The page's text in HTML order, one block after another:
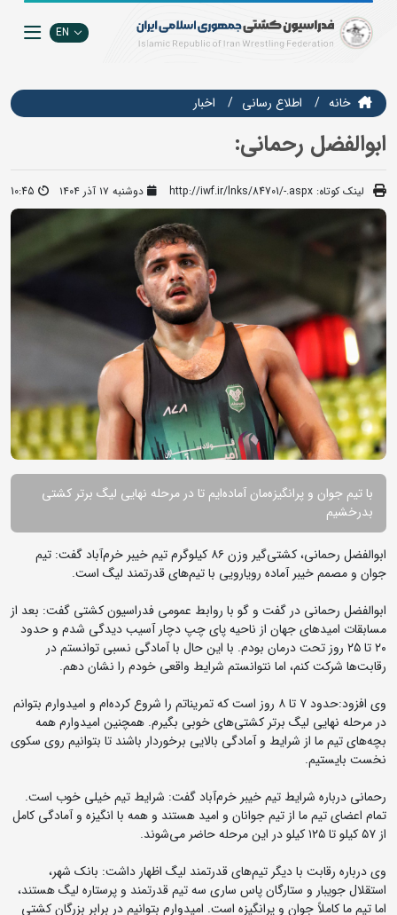
EN
خانه اطلاع رسانی اخبار
ابوالفضل رحمانی:
لینک کوتاه: http://iwf.ir/lnks/84701/-.aspx دوشنبه ۱۷ آذر ۱۴۰۴ 10:45
با تیم جوان و پرانگیزه‌مان آماده‌ایم تا در مرحله نهایی لیگ برتر کشتی
بدرخشیم
ابوالفضل رحمانی، کشتی‌گیر وزن ۸۶ کیلوگرم تیم خیبر خرم‌آباد گفت: تیم
جوان و مصمم خیبر آماده رویارویی با تیم‌های قدرتمند لیگ است.
ابوالفضل رحمانی در گفت و گو با روابط عمومی فدراسیون کشتی گفت: بعد از
مسابقات امیدهای جهان از ناحیه پای چپ دچار آسیب دیدگی شدم و حدود
۲۰ تا ۲۵ روز تحت درمان بودم. با این حال با آمادگی نسبی توانستم در
رقابت‌ها شرکت کنم، اما نتوانستم شرایط واقعی خودم را نشان دهم.
وی افزود:حدود ۷ تا ۸ روز است که تمریناتم را شروع کرده‌ام و امیدوارم بتوانم
در مرحله نهایی لیگ برتر کشتی‌های خوبی بگیرم. همچنین امیدوارم همه
بچه‌های تیم ما از شرایط و آمادگی بالایی برخوردار باشند تا بتوانیم روی سکوی
نخست بایستیم.
رحمانی درباره شرایط تیم خیبر خرم‌آباد گفت: شرایط تیم خیلی خوب است.
تمام اعضای تیم ما از تیم جوانان و امید هستند و همه با انگیزه و آمادگی کامل
از ۵۷ کیلو تا ۱۲۵ کیلو در این مرحله حاضر می‌شوند.
وی درباره رقابت با دیگر تیم‌های قدرتمند لیگ اظهار داشت: بانک شهر،
استقلال جویبار و ستارگان پاس ساری سه تیم قدرتمند و پرستاره لیگ هستند،
اما تیم ما کاملاً جوان و پرانگیزه است. امیدوارم بتوانیم در برابر بزرگان کشتی